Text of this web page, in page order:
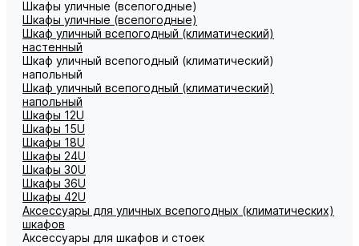
Шкафы уличные (всепогодные)
Шкафы уличные (всепогодные)
Шкаф уличный всепогодный (климатический)
настенный
Шкаф уличный всепогодный (климатический)
напольный
Шкаф уличный всепогодный (климатический)
напольный
Шкафы 12U
Шкафы 15U
Шкафы 18U
Шкафы 24U
Шкафы 30U
Шкафы 36U
Шкафы 42U
Аксессуары для уличных всепогодных (климатических)
шкафов
Аксессуары для шкафов и стоек